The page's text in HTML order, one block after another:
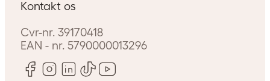
overblik over, hvad det koster at
lade en elbil i Danmark, når du
er hjemme, på farten eller på
Kontakt os
Cvr-nr. 39170418
EAN - nr.5790000013296